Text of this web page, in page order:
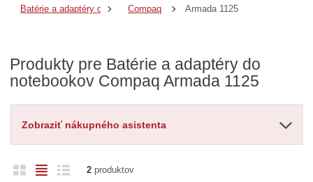
Batérie a adaptéry do notebookov
Compaq Armada 1125
Produkty pre Batérie a adaptéry do
notebookov Compaq Armada 1125
Zobraziť nákupného asistenta
O
R
2produktov